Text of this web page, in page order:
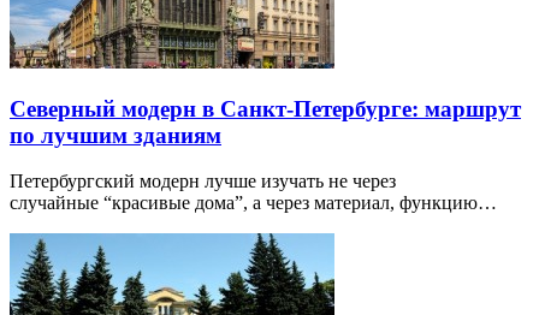
Северный модерн в Санкт-Петербурге: маршрут
по лучшим зданиям
Петербургский модерн лучше изучать не через
случайные “красивые дома”, а через материал, функцию…